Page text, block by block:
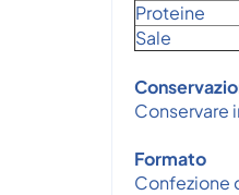
Proteine
Sale
Conservare
Formato
Confezione